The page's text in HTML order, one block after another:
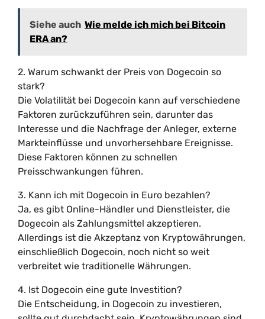
Siehe auch Wie melde ich mich bei Bitcoin
ERA an?
2. Warum schwankt der Preis von Dogecoin so
stark?
Die Volatilität bei Dogecoin kann auf verschiedene
Faktoren zurückzuführen sein, darunter das
Interesse und die Nachfrage der Anleger, externe
Markteinflüsse und unvorhersehbare Ereignisse.
Diese Faktoren können zu schnellen
Preisschwankungen führen.
3. Kann ich mit Dogecoin in Euro bezahlen?
Ja, es gibt Online-Händler und Dienstleister, die
Dogecoin als Zahlungsmittel akzeptieren.
Allerdings ist die Akzeptanz von Kryptowährungen,
einschließlich Dogecoin, noch nicht so weit
verbreitet wie traditionelle Währungen.
4. Ist Dogecoin eine gute Investition?
Die Entscheidung, in Dogecoin zu investieren,